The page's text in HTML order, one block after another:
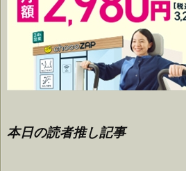
本日の読者推し記事